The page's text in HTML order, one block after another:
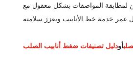
، يمكن لمطابقة المواصفات بشكل معقول مع
أودليل تصنيفات ضغط أنابيب الصلب